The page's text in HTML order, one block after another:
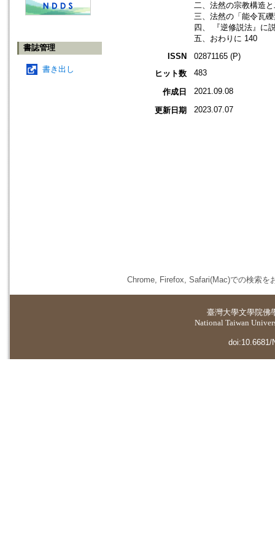
書誌管理
書き出し
二、法然の宗教構造
三、法然の「能令瓦
四、 『逆修説法』に
五、おわりに 140
ISSN
02871165 (P)
ヒット数
483
作成日 2021.09.08
更新日期 2023.07.07
Chrome, Firefox, Safari(Mac)での検索を
臺灣大學文學院佛
National Taiwan
doi:10.6681/